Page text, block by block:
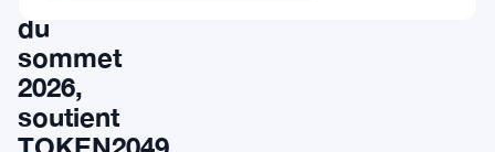
du
sommet
2026,
soutient